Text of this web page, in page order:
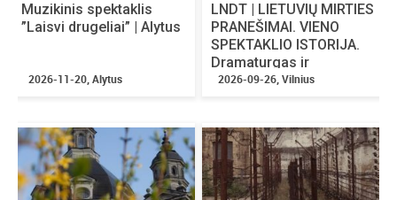
Muzikinis spektaklis
”Laisvi drugeliai” | Alytus
2026-11-20, Alytus
LNDT | LIETUVIŲ MIRTIES
PRANEŠIMAI. VIENO
SPEKTAKLIO ISTORIJA.
Dramaturgas ir
režisierius Karolis
2026-09-26, Vilnius